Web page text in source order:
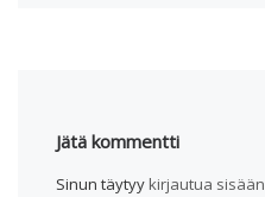
Jätä kommentti
Sinun täytyy kirjautua sisään